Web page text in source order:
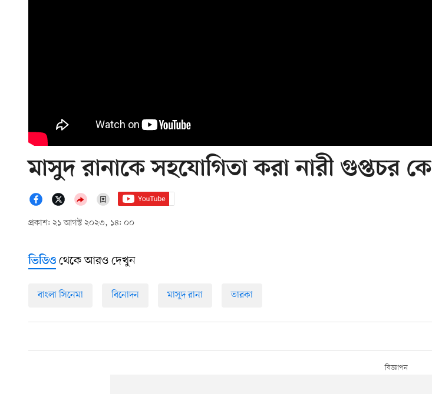
মাসুদ রানাকে সহযোগিতা করা নারী গুপ্তচর কে
প্রকাশ: ২১ আগস্ট ২০২৩, ১৪: ০০
ভিডিও থেকে আরও দেখুন
বাংলা সিনেমা বিনোদন মাসুদ রানা তারকা